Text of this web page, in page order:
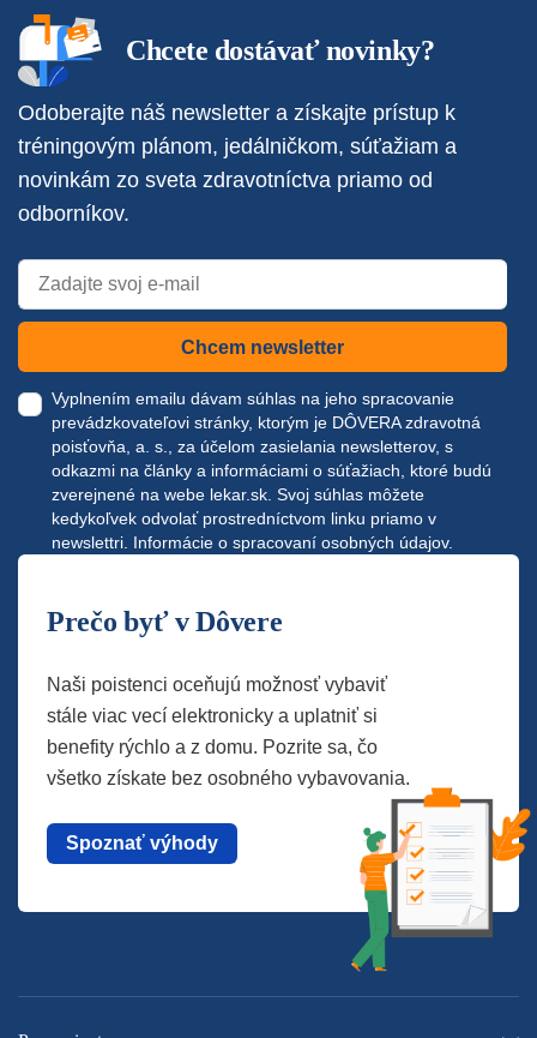
Chcete dostávať novinky?
Odoberajte náš newsletter a získajte prístup k
tréningovým plánom, jedálničkom, súťažiam a
novinkám zo sveta zdravotníctva priamo od
odborníkov.
Chcem newsletter
Vyplnením emailu dávam súhlas na jeho spracovanie
prevádzkovateľovi stránky, ktorým je DÔVERA zdravotná
poisťovňa, a. s., za účelom zasielania newsletterov, s
odkazmi na články a informáciami o súťažiach, ktoré budú
zverejnené na webe lekar.sk. Svoj súhlas môžete
kedykoľvek odvolať prostredníctvom linku priamo v
newslettri. Informácie o spracovaní osobných údajov.
Prečo byť v Dôvere
Naši poistenci oceňujú možnosť vybaviť
stále viac vecí elektronicky a uplatniť si
benefity rýchlo a z domu. Pozrite sa, čo
všetko získate bez osobného vybavovania.
Spoznať výhody